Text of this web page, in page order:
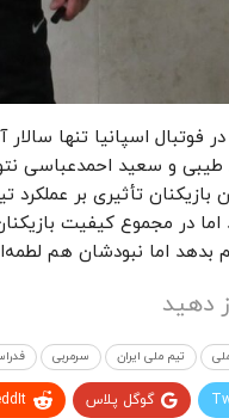
لژیونر ایرانی شاغل در فوتبال
و سعید احمدعباسی
تأثیری بر
اما در مجموع کیفیت
اما نبودشان هم
دهید
تیم ملی ایران سرمربی
گوگل پلاس